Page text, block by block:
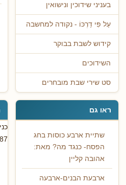
בעניני שידוכין ונישואין
עַל פִּי דַרְכּוֹ - נקודה למחשבה
קידוש לשבת בבוקר
השידוכים
סט שירי שבת מובחרים
ראו גם
שתיית ארבע כוסות בחג
הפסח- כנגד מה? מאת:
אהובה קליין
ארבעת הבנים-ארבעה